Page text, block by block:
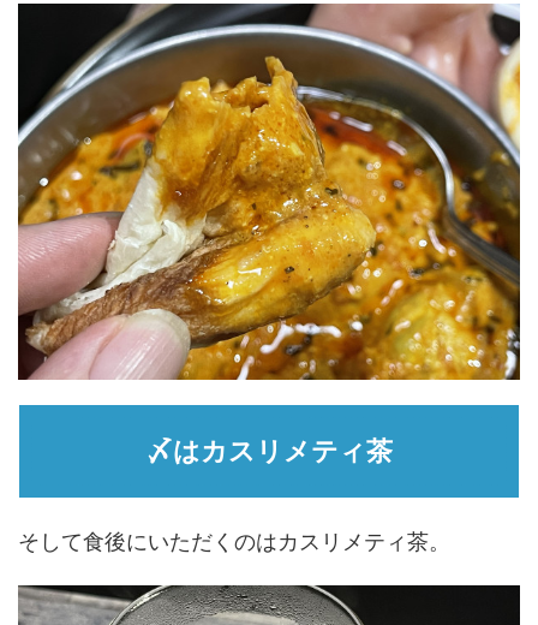
〆はカスリメティ茶
そして食後にいただくのはカスリメティ茶。